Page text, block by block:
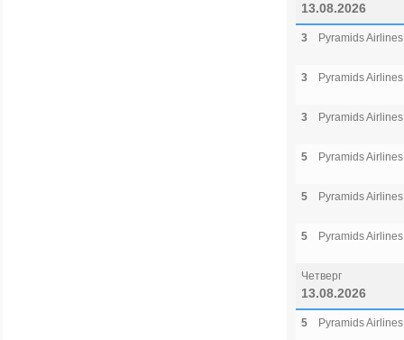
13.08.2026
3 Pyramids Airlines
3 Pyramids Airlines
3 Pyramids Airlines
5 Pyramids Airlines
5 Pyramids Airlines
5 Pyramids Airlines
Четверг
13.08.2026
5 Pyramids Airlines